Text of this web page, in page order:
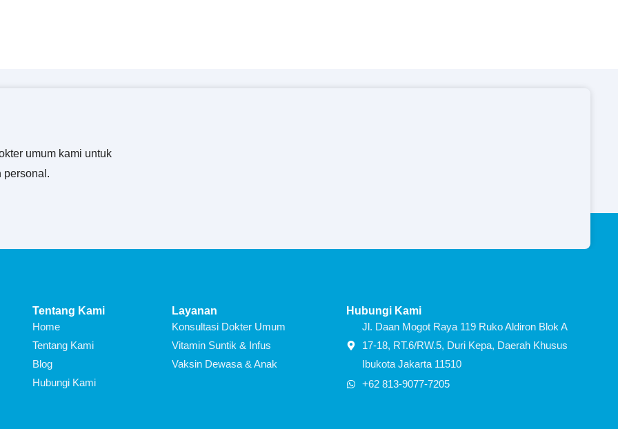
umum kami untuk
personal.
Tentang Kami
Home
Tentang Kami
Blog
Hubungi Kami
Layanan
Konsultasi Dokter Umum
Vitamin Suntik & Infus
Vaksin Dewasa & Anak
Hubungi Kami
Jl. Daan Mogot Raya 119 Ruko Aldiron Blok A
17-18, RT.6/RW.5, Duri Kepa, Daerah Khusus
Ibukota Jakarta 11510
+62 813-9077-7205